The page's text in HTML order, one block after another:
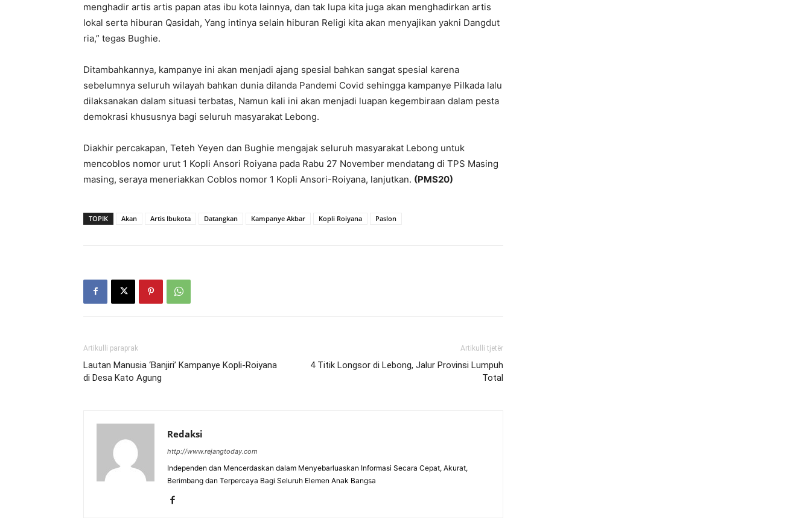
menghadir artis artis papan atas ibu kota lainnya, dan tak lupa kita juga akan menghadirkan artis
lokal serta hiburan Qasidah, Yang intinya selain hiburan Religi kita akan menyajikan yakni Dangdut
ria,” tegas Bughie.
Ditambahkannya, kampanye ini akan menjadi ajang spesial bahkan sangat spesial karena
sebelumnya seluruh wilayah bahkan dunia dilanda Pandemi Covid sehingga kampanye Pilkada lalu
dilaksanakan dalam situasi terbatas, Namun kali ini akan menjadi luapan kegembiraan dalam pesta
demokrasi khususnya bagi seluruh masyarakat Lebong.
Diakhir percakapan, Teteh Yeyen dan Bughie mengajak seluruh masyarakat Lebong untuk
mencoblos nomor urut 1 Kopli Ansori Roiyana pada Rabu 27 November mendatang di TPS Masing
masing, seraya meneriakkan Coblos nomor 1 Kopli Ansori-Roiyana, lanjutkan. (PMS20)
TOPIK Akan Artis Ibukota Datangkan Kampanye Akbar Kopli Roiyana Paslon
Artikulli paraprak
Lautan Manusia ‘Banjiri’ Kampanye Kopli-Roiyana
di Desa Kato Agung
Artikulli tjetër
4 Titik Longsor di Lebong, Jalur Provinsi Lumpuh
Total
Redaksi
http://www.rejangtoday.com
Independen dan Mencerdaskan dalam Menyebarluaskan Informasi Secara Cepat, Akurat,
Berimbang dan Terpercaya Bagi Seluruh Elemen Anak Bangsa